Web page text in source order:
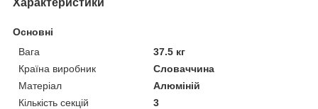
Основні
Вага
37.5 кг
Країна виробник
Словаччина
Матеріал
Алюміній
Кількість секцій
3